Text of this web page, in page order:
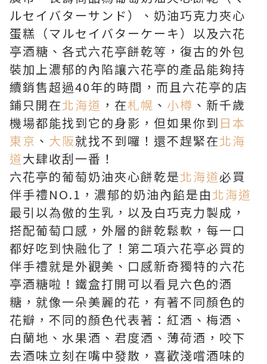
ルセイバターサンド）、奶油巧克力夾心
蛋糕（マルセイバターケーキ）以及六花
亭酒糖、各式六花亭餅乾等，復古的外包
裝加上濃郁的內陷讓六花亭的產品能夠持
續銷售超過40年的時間，而且六花亭的店
鋪只開在北海道 ，在札幌 、 小樽 、新千歲
機場都能找到它的身影，但如果你到 日本
東京 、 大阪就找不到囉！還不趕緊在北海
道大肆收刮一番！
六花亭的葡萄奶油夾心餅乾是北海道必買
伴手禮NO.1，濃郁的奶油內餡是由北海道
最引以為傲的生乳，以及白巧克力製成，
搭配葡萄口感，外層的餅乾鬆軟，每一口
都好吃到快融化了！第二項六花亭必買的
伴手禮就是外觀美、口感新奇獨特的六花
亭酒糖啦！鐵盒打開可以看見六色的酒
糖，就像一朵美麗的花，有著不同顏色的
花瓣，不同的顏色代表著：紅酒、梅酒、
白蘭地、水果酒、君度酒、薄荷酒，咬下
去酒味立刻在嘴中發散，喜歡淺嚐酒味的